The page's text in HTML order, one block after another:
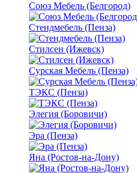
Союз Мебель (Белгород)
Стендмебель (Пенза)
Стилсен (Ижевск)
Сурская Мебель (Пенза)
ТЭКС (Пенза)
Элегия (Боровичи)
Эра (Пенза)
Яна (Ростов-на-Дону)